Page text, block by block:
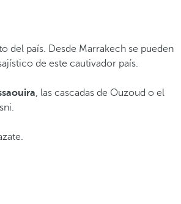
del país. Desde Marrakech se pueden
de este cautivador país.
, las cascadas de Ouzoud o el